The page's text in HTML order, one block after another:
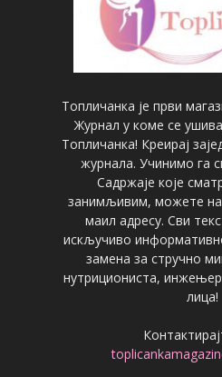
Топличанка је први
Журнал у коме се
Топличанка! Креирај
журнала. Учинимо га
Садржаје које
занимљивим, можете
маил адресу. Сви
искључиво
замена за стручно
нутрициониста,
лица!